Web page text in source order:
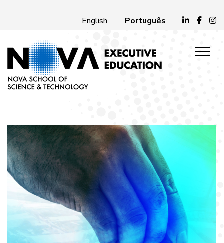
English Português